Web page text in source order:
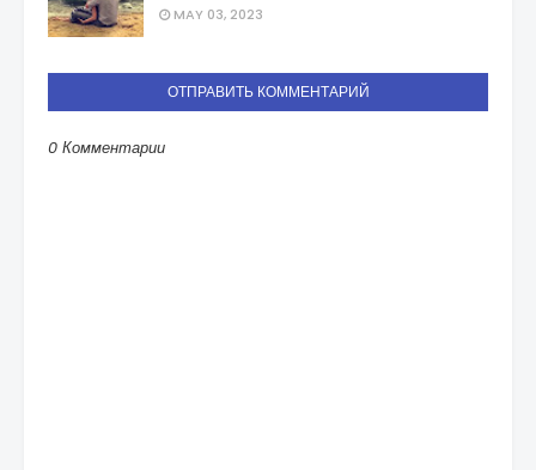
MAY 03, 2023
ОТПРАВИТЬ КОММЕНТАРИЙ
0 Комментарии